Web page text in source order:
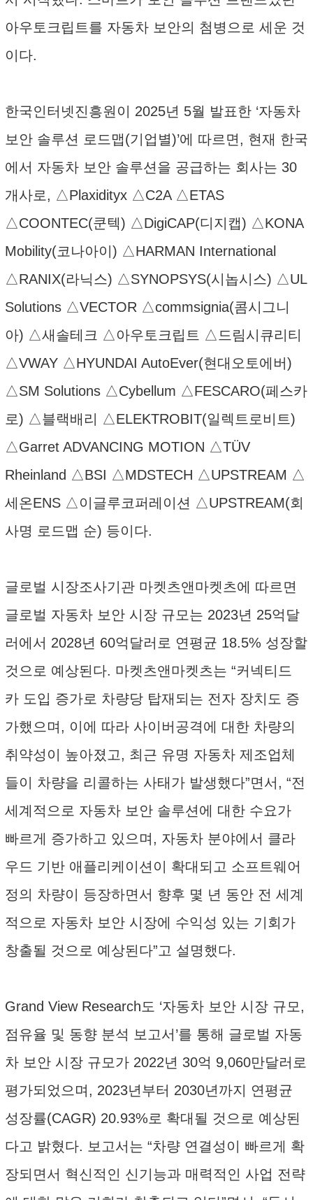
아우토크립트를 자동차 보안의 첨병으로 세운 것
이다.
한국인터넷진흥원이 2025년 5월 발표한 ‘자동차
보안 솔루션 로드맵(기업별)’에 따르면, 현재 한국
에서 자동차 보안 솔루션을 공급하는 회사는 30
개사로, △Plaxidityx △C2A △ETAS
△COONTEC(쿤텍) △DigiCAP(디지캡) △KONA
Mobility(코나아이) △HARMAN International
△RANIX(라닉스) △SYNOPSYS(시놉시스) △UL
Solutions △VECTOR △commsignia(콤시그니
아) △새솔테크 △아우토크립트 △드림시큐리티
△VWAY △HYUNDAI AutoEver(현대오토에버)
△SM Solutions △Cybellum △FESCARO(페스카
로) △블랙배리 △ELEKTROBIT(일렉트로비트)
△Garret ADVANCING MOTION △TÜV
Rheinland △BSI △MDSTECH △UPSTREAM △
세온ENS △이글루코퍼레이션 △UPSTREAM(회
사명 로드맵 순) 등이다.
글로벌 시장조사기관 마켓츠앤마켓츠에 따르면
글로벌 자동차 보안 시장 규모는 2023년 25억달
러에서 2028년 60억달러로 연평균 18.5% 성장할
것으로 예상된다. 마켓츠앤마켓츠는 “커넥티드
카 도입 증가로 차량당 탑재되는 전자 장치도 증
가했으며, 이에 따라 사이버공격에 대한 차량의
취약성이 높아졌고, 최근 유명 자동차 제조업체
들이 차량을 리콜하는 사태가 발생했다”면서, “전
세계적으로 자동차 보안 솔루션에 대한 수요가
빠르게 증가하고 있으며, 자동차 분야에서 클라
우드 기반 애플리케이션이 확대되고 소프트웨어
정의 차량이 등장하면서 향후 몇 년 동안 전 세계
적으로 자동차 보안 시장에 수익성 있는 기회가
창출될 것으로 예상된다”고 설명했다.
Grand View Research도 ‘자동차 보안 시장 규모,
점유율 및 동향 분석 보고서’를 통해 글로벌 자동
차 보안 시장 규모가 2022년 30억 9,060만달러로
평가되었으며, 2023년부터 2030년까지 연평균
성장률(CAGR) 20.93%로 확대될 것으로 예상된
다고 밝혔다. 보고서는 “차량 연결성이 빠르게 확
장되면서 혁신적인 신기능과 매력적인 사업 전략